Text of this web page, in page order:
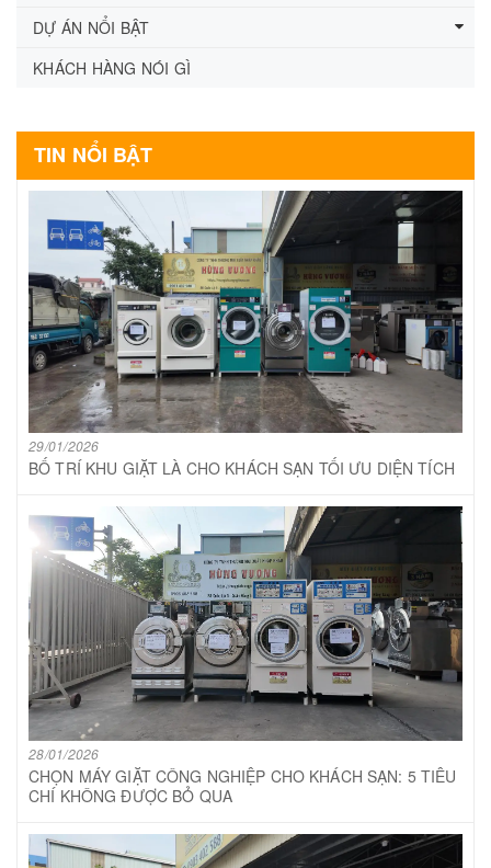
DỰ ÁN NỔI BẬT
KHÁCH HÀNG NÓI GÌ
TIN NỔI BẬT
29/01/2026
BỐ TRÍ KHU GIẶT LÀ CHO KHÁCH SẠN TỐI ƯU DIỆN TÍCH
28/01/2026
CHỌN MÁY GIẶT CÔNG NGHIỆP CHO KHÁCH SẠN: 5 TIÊU
CHÍ KHÔNG ĐƯỢC BỎ QUA